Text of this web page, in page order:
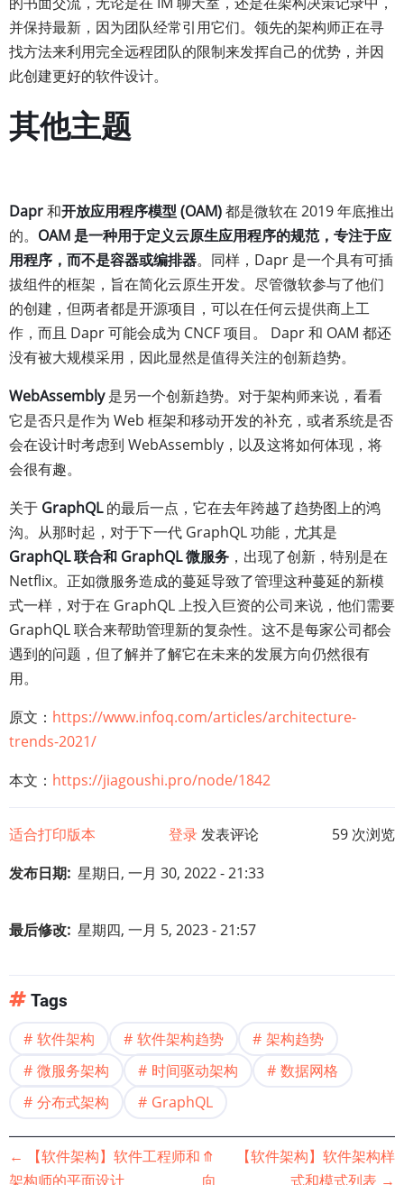
并保持最新，因为团队经常引用它们。领先的架构师正在寻
找方法来利用完全远程团队的限制来发挥自己的优势，并因
此创建更好的软件设计。
其他主题
Dapr和开放应用程序模型 (OAM)都是微软在 2019 年底推出
的。 OAM 是一种用于定义云原生应用程序的规范，专注于应
用程序，而不是容器或编排器。同样，Dapr 是一个具有可插
拔组件的框架，旨在简化云原生开发。尽管微软参与了他们
的创建，但两者都是开源项目，可以在任何云提供商上工
作，而且 Dapr 可能会成为 CNCF 项目。 Dapr 和 OAM 都还
没有被大规模采用，因此显然是值得关注的创新趋势。
WebAssembly是另一个创新趋势。对于架构师来说，看看
它是否只是作为 Web 框架和移动开发的补充，或者系统是否
会在设计时考虑到 WebAssembly，以及这将如何体现，将
会很有趣。
关于 GraphQL的最后一点，它在去年跨越了趋势图上的鸿
沟。从那时起，对于下一代 GraphQL 功能，尤其是
GraphQL 联合和 GraphQL 微服务 ，出现了创新，特别是在
Netflix。正如微服务造成的蔓延导致了管理这种蔓延的新模
式一样，对于在 GraphQL 上投入巨资的公司来说，他们需要
GraphQL 联合来帮助管理新的复杂性。这不是每家公司都会
遇到的问题，但了解并了解它在未来的发展方向仍然很有
用。
原文： https://www.infoq.com/articles/architecture-
trends-2021/
本文： https://jiagoushi.pro/node/1842
适合打印版本 登录发表评论
59 次浏览
发布日期 星期日, 一月 30, 2022 - 21:33
最后修改 星期四, 一月 5, 2023 - 21:57
Tags
软件架构 软件架构趋势
架构趋势
微服务架构
时间驱动架构
数据网格
分布式架构
GraphQL
书
←
【软件架构】软件工程师和
架构师的平面设计
⤊
向
【软件架构】软件架构样
式和模式列表 →